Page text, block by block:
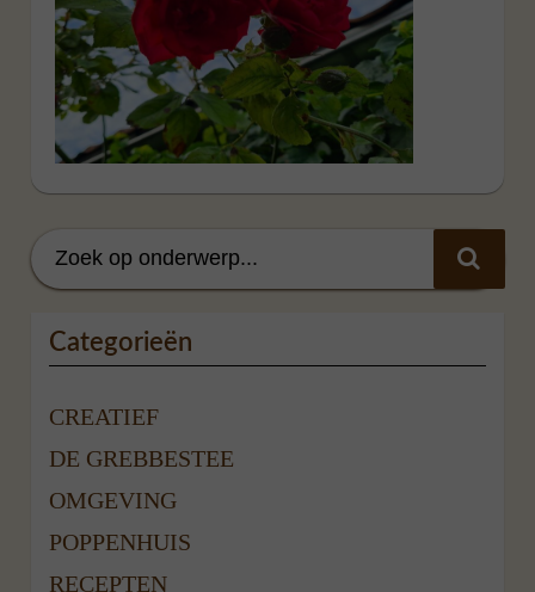
Categorieën
CREATIEF
DE GREBBESTEE
OMGEVING
POPPENHUIS
RECEPTEN